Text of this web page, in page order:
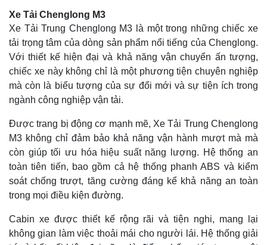
Xe Tải Chenglong M3
Xe Tải Trung Chenglong M3 là một trong những chiếc xe
tải trọng tâm của dòng sản phẩm nổi tiếng của Chenglong.
Với thiết kế hiện đại và khả năng vận chuyển ấn tượng,
chiếc xe này không chỉ là một phương tiện chuyên nghiệp
mà còn là biểu tượng của sự đổi mới và sự tiện ích trong
ngành công nghiệp vận tải.
Được trang bị động cơ mạnh mẽ, Xe Tải Trung Chenglong
M3 không chỉ đảm bảo khả năng vận hành mượt mà mà
còn giúp tối ưu hóa hiệu suất năng lượng. Hệ thống an
toàn tiên tiến, bao gồm cả hệ thống phanh ABS và kiểm
soát chống trượt, tăng cường đáng kể khả năng an toàn
trong mọi điều kiện đường.
Cabin xe được thiết kế rộng rãi và tiện nghi, mang lại
không gian làm việc thoải mái cho người lái. Hệ thống giải